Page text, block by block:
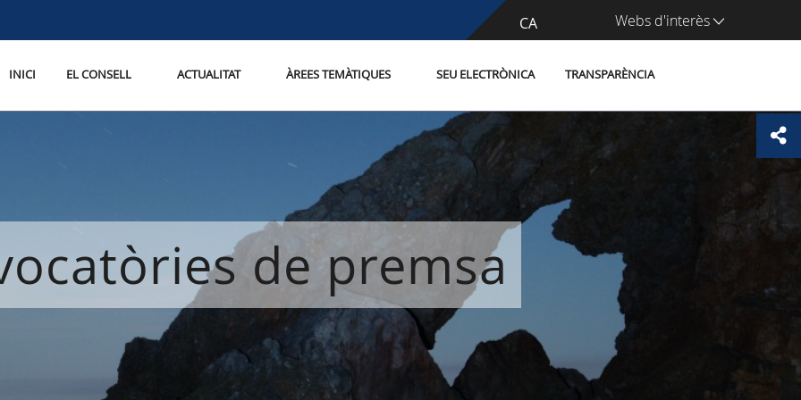
CA
ES Webs d'interès
INICI EL CONSELL ACTUALITAT ÀREES TEMÀTIQUES SEU ELECTRÒNICA TRANSPARÈNCIA
de premsa